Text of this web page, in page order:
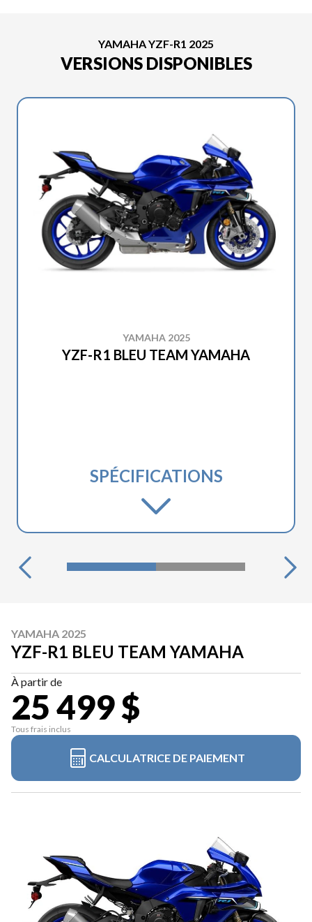
YAMAHA YZF-R1 2025
VERSIONS DISPONIBLES
YAMAHA 2025
YZF-R1 BLEU TEAM YAMAHA
SPÉCIFICATIONS
YAMAHA 2025
YZF-R1 BLEU TEAM YAMAHA
À partir de
25 499 $
Tous frais inclus
CALCULATRICE DE PAIEMENT